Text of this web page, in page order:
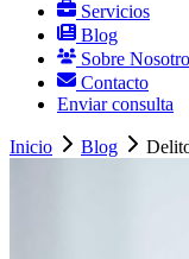
Servicios
Blog
Sobre
Contacto
Enviar consulta
Inicio Blog